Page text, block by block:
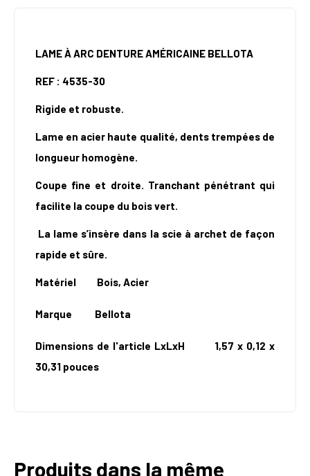
LAME À ARC DENTURE AMÉRICAINE BELLOTA
REF : 4535-30
Rigide et robuste.
Lame en acier haute qualité, dents trempées de
longueur homogène.
Coupe fine et droite. Tranchant pénétrant qui
facilite la coupe du bois vert.
La lame s’insère dans la scie à archet de façon
rapide et sûre.
Matériel Bois, Acier
Marque Bellota
Dimensions de l'article LxLxH 1,57 x 0,12 x
30,31 pouces
Produits dans la même